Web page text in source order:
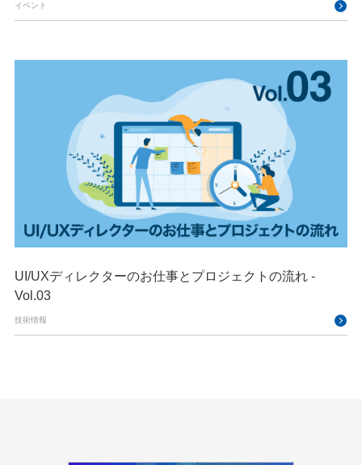
イベント
UI/UXディレクターのお仕事とプロジェクトの流れ -
Vol.03
技術情報